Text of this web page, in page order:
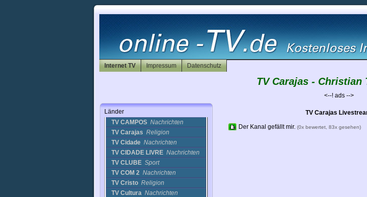
Internet TV Impressum Datenschutz
TV Carajas - Christian
<--! ads -->
Länder
TV Altiora Nachrichten
TV Antares Nachrichten
TV Aparecida Religion
TV Assembleia
TV Cambury
(Brazil)
TV CAMPOS Nachrichten
TV Carajas Religion
TV Cidade Nachrichten
TV CIDADE LIVRE Nachrichten
TV CLUBE Sport
TV COM 2 Nachrichten
TV Cristo Religion
TV Cultura Nachrichten
TV Carajas
Der Kanal gefällt mir. (0x bewertet, 83x gesehen)